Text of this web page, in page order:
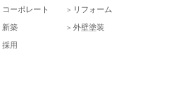
コーポレート リフォーム
新築 外壁塗装
採用